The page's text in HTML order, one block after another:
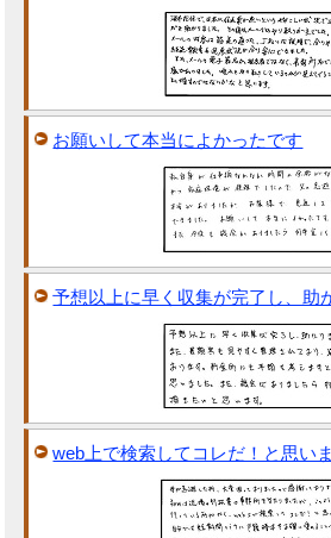
お願いして本当によかったです
予想以上に早く収集が完了し、助
web上で検索してコレだ！と思い